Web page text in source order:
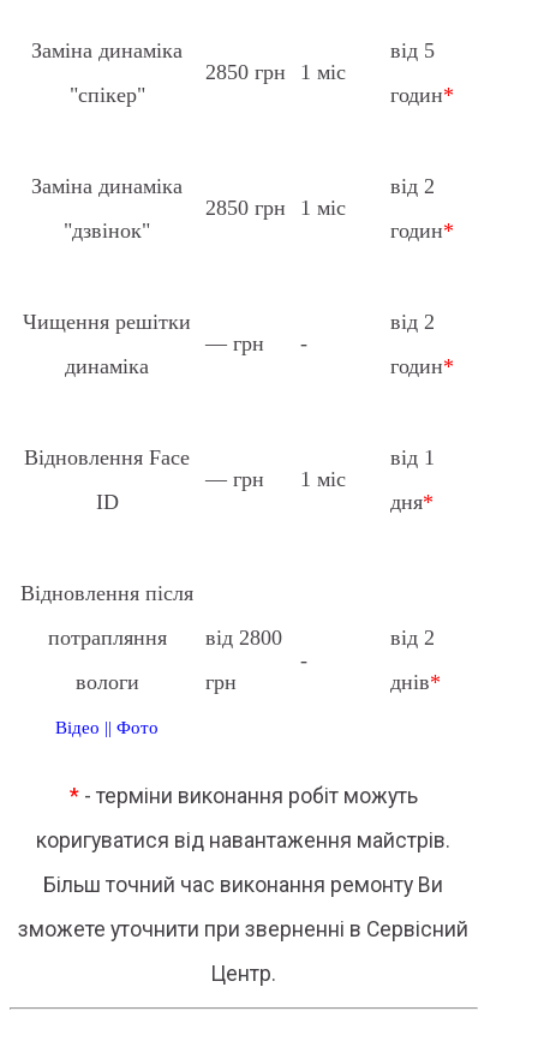
Заміна динаміка
"спікер"
2850 грн 1 міс
від 5
годин*
Заміна динаміка
"дзвінок"
2850 грн 1 міс
від 2
годин*
Чищення решітки
динаміка
— грн -
від 2
годин*
Відновлення Face
ID
— грн 1 міс
від 1
дня*
Відновлення після
потрапляння
вологи
Відео || Фото
від 2800
грн
-
від 2
днів*
*- терміни виконання робіт можуть
коригуватися від навантаження майстрів.
Більш точний час виконання ремонту Ви
зможете уточнити при зверненні в Сервісний
Центр.